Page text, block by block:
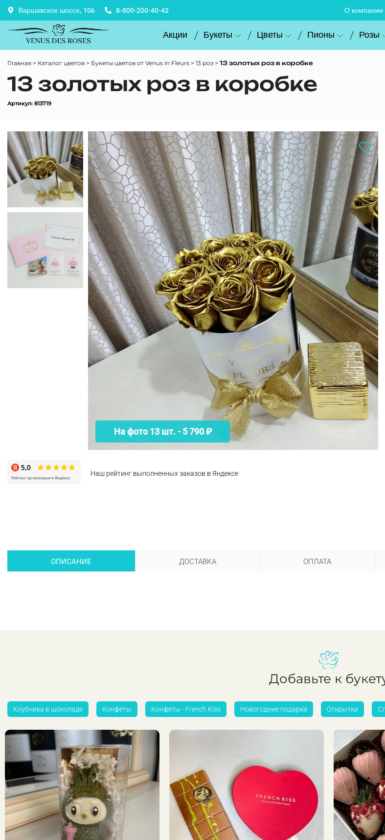
Варшавское шоссе, 106 8-800-200-40-42 О компании
Акции Букеты Цветы Пионы Розы
Главная Каталог цветов Букеты цветов от Venus in Fleurs 13 роз 13 золотых роз в коробке
13 золотых роз в коробке
Артикул: 813719
На фото 13 шт. - 5 790 ₽
Наш рейтинг выполненных заказов в Яндексе
ОПИСАНИЕ ДОСТАВКА ОПЛАТА
Добавьте к
Клубника в шоколаде Конфеты Конфеты - French Kiss Новогодние подарки Открытки